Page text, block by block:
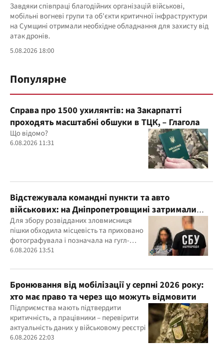
Завдяки співпраці благодійних організацій військові,
мобільні вогневі групи та об'єкти критичної інфраструктури
на Сумщині отримали необхідне обладнання для захисту від
атак дронів.
5.08.2026 18:00
Популярне
Справа про 1500 ухилянтів: на Закарпатті
проходять масштабні обшуки в ТЦК, – Глагола
Що відомо?
6.08.2026 11:31
Відстежувала командні пункти та авто
військових: на Дніпропетровщині затримали
агентку ФСБ
Для збору розвідданих зловмисниця
пішки обходила місцевість та приховано
фотографувала і позначала на гугл-
картах об’єкти
6.08.2026 13:51
Бронювання від мобілізації у серпні 2026 року:
хто має право та через що можуть відмовити
Підприємства мають підтвердити
критичність, а працівники – перевірити
актуальність даних у військовому реєстрі
6.08.2026 22:03